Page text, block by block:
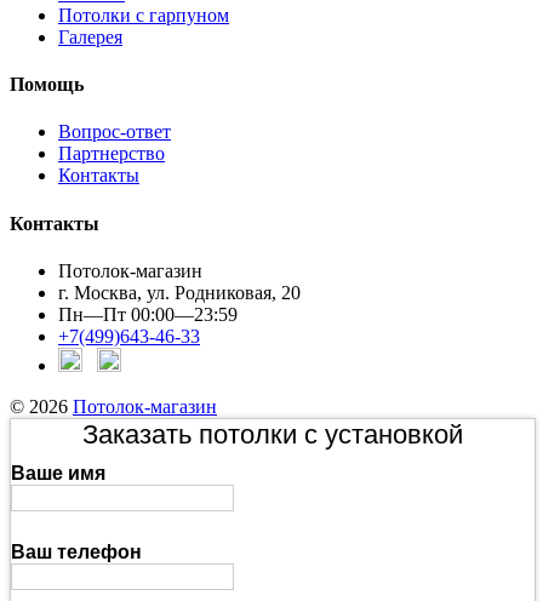
Потолки с гарпуном
Галерея
Помощь
Вопрос-ответ
Партнерство
Контакты
Контакты
Потолок-магазин
г. Москва, ул. Родниковая, 20
Пн—Пт 00:00—23:59
+7(499)643-46-33
© 2026 Потолок-магазин
Заказать потолки с установкой
Ваше имя
Ваш телефон